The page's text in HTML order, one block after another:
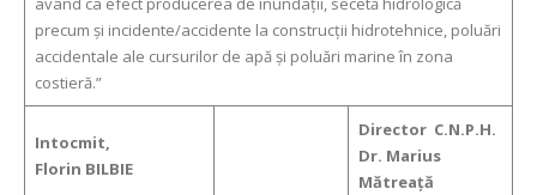
precum şi incidente/accidente la construcţii hidrotehnice, poluări
accidentale ale cursurilor de apă şi poluări marine în zona
costieră.”
Intocmit,
Florin BILBIE
Director C.N.P.H.
Dr. Marius
Mătreaţă